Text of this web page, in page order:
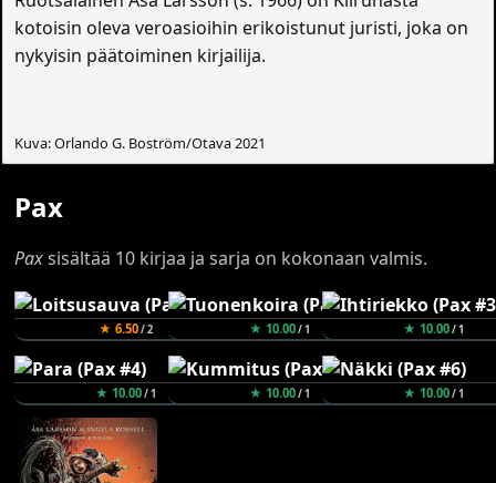
kotoisin oleva veroasioihin erikoistunut juristi, joka on
nykyisin päätoiminen kirjailija.
Kuva: Orlando G. Boström/Otava 2021
Pax
Paxsisältää 10 kirjaa ja sarja on kokonaan valmis.
★ 6.50/ 2 ★ 10.00/ 1 ★ 10.00/ 1
★ 10.00/ 1 ★ 10.00/ 1 ★ 10.00/ 1